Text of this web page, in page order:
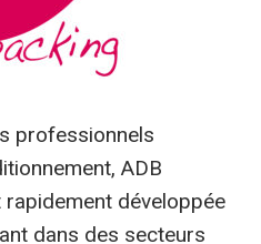
professionnels
ADB
rapidement développée
dans des secteurs